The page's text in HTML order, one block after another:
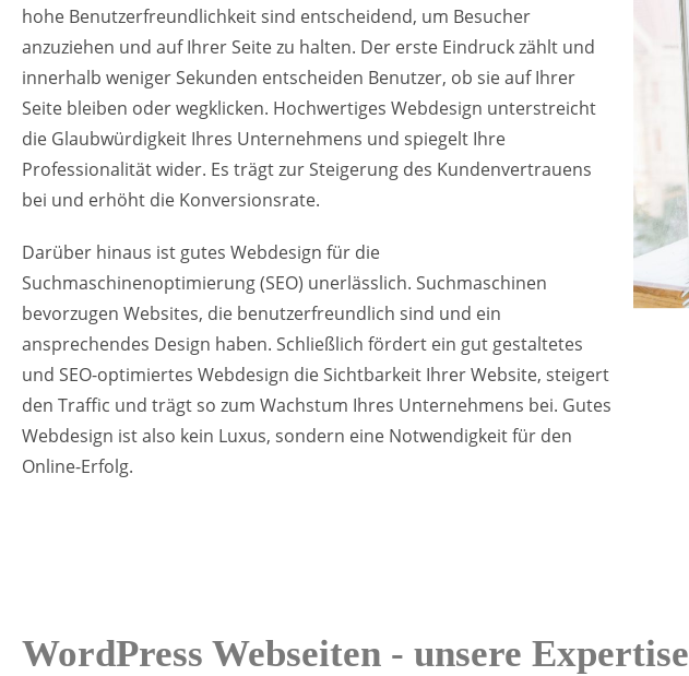
hohe Benutzerfreundlichkeit sind entscheidend, um Besucher
anzuziehen und auf Ihrer Seite zu halten. Der erste Eindruck zählt und
innerhalb weniger Sekunden entscheiden Benutzer, ob sie auf Ihrer
Seite bleiben oder wegklicken. Hochwertiges Webdesign unterstreicht
die Glaubwürdigkeit Ihres Unternehmens und spiegelt Ihre
Professionalität wider. Es trägt zur Steigerung des Kundenvertrauens
bei und erhöht die Konversionsrate.
Darüber hinaus ist gutes Webdesign für die
Suchmaschinenoptimierung (SEO) unerlässlich. Suchmaschinen
bevorzugen Websites, die benutzerfreundlich sind und ein
ansprechendes Design haben. Schließlich fördert ein gut gestaltetes
und SEO-optimiertes Webdesign die Sichtbarkeit Ihrer Website, steigert
den Traffic und trägt so zum Wachstum Ihres Unternehmens bei. Gutes
Webdesign ist also kein Luxus, sondern eine Notwendigkeit für den
Online-Erfolg.
WordPress Webseiten - unsere Expertise